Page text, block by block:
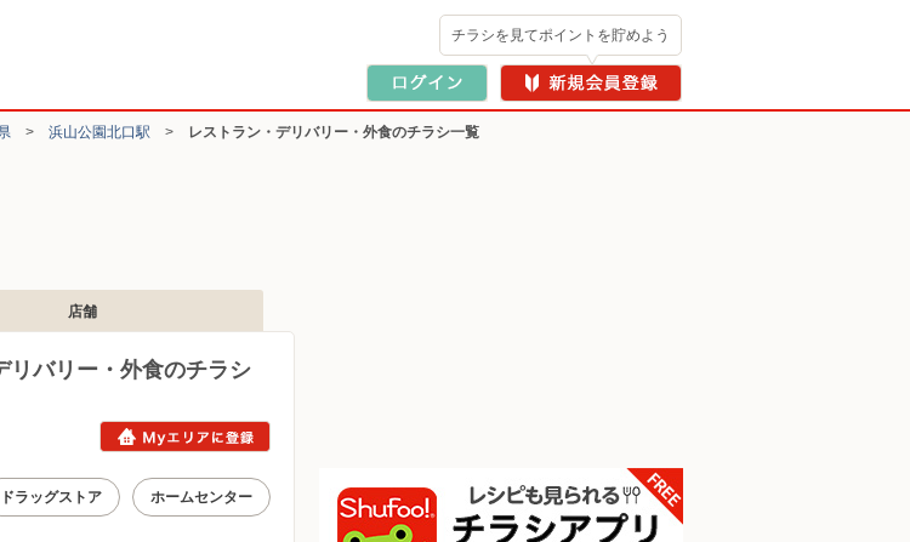
チラシを見てポイントを貯めよう
> 浜山公園北口駅 > レストラン・デリバリー・外食のチラシ一覧
店舗
リバリー・外食のチラシ
ドラッグストア ホームセンター